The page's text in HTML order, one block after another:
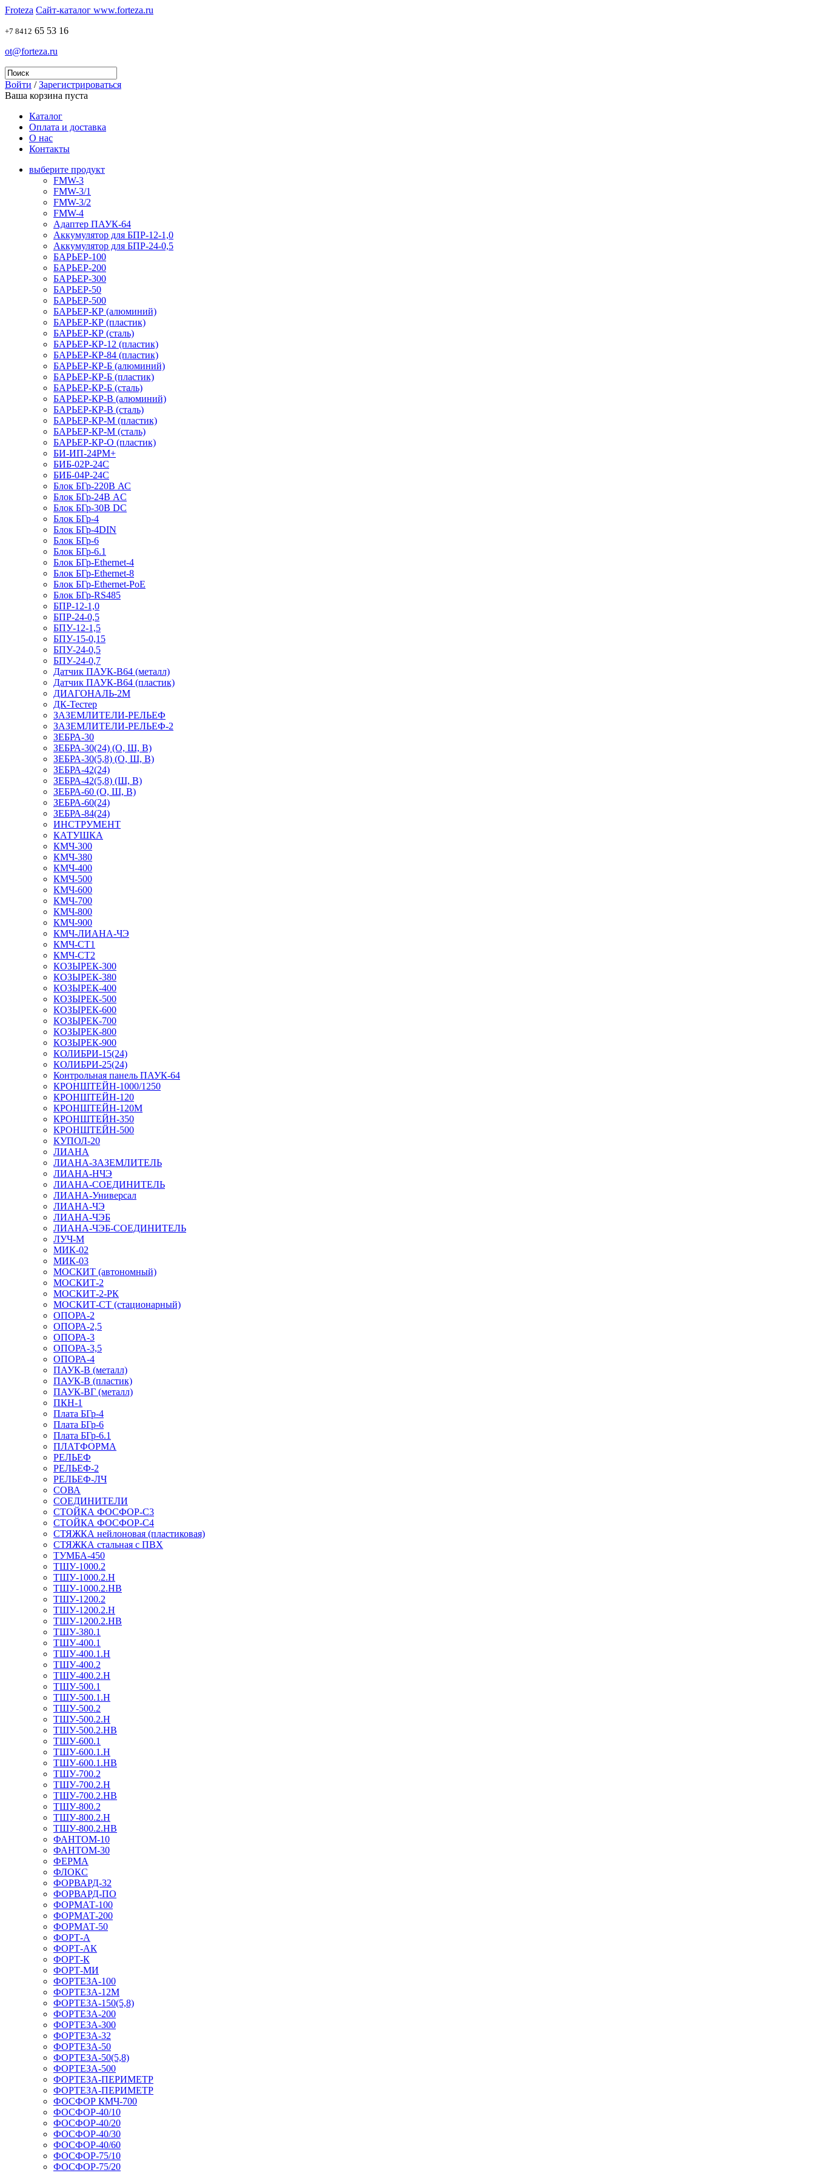
Froteza Сайт-каталог www.forteza.ru
+7 8412 65 53 16
ot@forteza.ru
Войти /Зарегистрироваться
Ваша корзина пуста
Каталог
Оплата и доставка
О нас
Контакты
выберите продукт
FMW-3
FMW-3/1
FMW-3/2
FMW-4
Адаптер ПАУК-64
Аккумулятор для БПР-12-1,0
Аккумулятор для БПР-24-0,5
БАРЬЕР-100
БАРЬЕР-200
БАРЬЕР-300
БАРЬЕР-50
БАРЬЕР-500
БАРЬЕР-КР (алюминий)
БАРЬЕР-КР (пластик)
БАРЬЕР-КР (сталь)
БАРЬЕР-КР-12 (пластик)
БАРЬЕР-КР-84 (пластик)
БАРЬЕР-КР-Б (алюминий)
БАРЬЕР-КР-Б (пластик)
БАРЬЕР-КР-Б (сталь)
БАРЬЕР-КР-В (алюминий)
БАРЬЕР-КР-В (сталь)
БАРЬЕР-КР-М (пластик)
БАРЬЕР-КР-М (сталь)
БАРЬЕР-КР-О (пластик)
БИ-ИП-24РМ+
БИБ-02Р-24С
БИБ-04Р-24С
Блок БГр-220В АС
Блок БГр-24В AC
Блок БГр-30В DC
Блок БГр-4
Блок БГр-4DIN
Блок БГр-6
Блок БГр-6.1
Блок БГр-Ethernet-4
Блок БГр-Ethernet-8
Блок БГр-Ethernet-PoE
Блок БГр-RS485
БПР-12-1,0
БПР-24-0,5
БПУ-12-1,5
БПУ-15-0,15
БПУ-24-0,5
БПУ-24-0,7
Датчик ПАУК-В64 (металл)
Датчик ПАУК-В64 (пластик)
ДИАГОНАЛЬ-2М
ДК-Тестер
ЗАЗЕМЛИТЕЛИ-РЕЛЬЕФ
ЗАЗЕМЛИТЕЛИ-РЕЛЬЕФ-2
ЗЕБРА-30
ЗЕБРА-30(24) (О, Ш, В)
ЗЕБРА-30(5,8) (О, Ш, В)
ЗЕБРА-42(24)
ЗЕБРА-42(5,8) (Ш, В)
ЗЕБРА-60 (О, Ш, В)
ЗЕБРА-60(24)
ЗЕБРА-84(24)
ИНСТРУМЕНТ
КАТУШКА
КМЧ-300
КМЧ-380
КМЧ-400
КМЧ-500
КМЧ-600
КМЧ-700
КМЧ-800
КМЧ-900
КМЧ-ЛИАНА-ЧЭ
КМЧ-СТ1
КМЧ-СТ2
КОЗЫРЕК-300
КОЗЫРЕК-380
КОЗЫРЕК-400
КОЗЫРЕК-500
КОЗЫРЕК-600
КОЗЫРЕК-700
КОЗЫРЕК-800
КОЗЫРЕК-900
КОЛИБРИ-15(24)
КОЛИБРИ-25(24)
Контрольная панель ПАУК-64
КРОНШТЕЙН-1000/1250
КРОНШТЕЙН-120
КРОНШТЕЙН-120М
КРОНШТЕЙН-350
КРОНШТЕЙН-500
КУПОЛ-20
ЛИАНА
ЛИАНА-ЗАЗЕМЛИТЕЛЬ
ЛИАНА-НЧЭ
ЛИАНА-СОЕДИНИТЕЛЬ
ЛИАНА-Универсал
ЛИАНА-ЧЭ
ЛИАНА-ЧЭБ
ЛИАНА-ЧЭБ-СОЕДИНИТЕЛЬ
ЛУЧ-М
МИК-02
МИК-03
МОСКИТ (автономный)
МОСКИТ-2
МОСКИТ-2-РК
МОСКИТ-СТ (стационарный)
ОПОРА-2
ОПОРА-2,5
ОПОРА-3
ОПОРА-3,5
ОПОРА-4
ПАУК-В (металл)
ПАУК-В (пластик)
ПАУК-ВГ (металл)
ПКН-1
Плата БГр-4
Плата БГр-6
Плата БГр-6.1
ПЛАТФОРМА
РЕЛЬЕФ
РЕЛЬЕФ-2
РЕЛЬЕФ-ЛЧ
СОВА
СОЕДИНИТЕЛИ
СТОЙКА ФОСФОР-С3
СТОЙКА ФОСФОР-С4
СТЯЖКА нейлоновая (пластиковая)
СТЯЖКА стальная с ПВХ
ТУМБА-450
ТШУ-1000.2
ТШУ-1000.2.Н
ТШУ-1000.2.НВ
ТШУ-1200.2
ТШУ-1200.2.Н
ТШУ-1200.2.НВ
ТШУ-380.1
ТШУ-400.1
ТШУ-400.1.Н
ТШУ-400.2
ТШУ-400.2.Н
ТШУ-500.1
ТШУ-500.1.Н
ТШУ-500.2
ТШУ-500.2.Н
ТШУ-500.2.НВ
ТШУ-600.1
ТШУ-600.1.Н
ТШУ-600.1.НВ
ТШУ-700.2
ТШУ-700.2.Н
ТШУ-700.2.НВ
ТШУ-800.2
ТШУ-800.2.Н
ТШУ-800.2.НВ
ФАНТОМ-10
ФАНТОМ-30
ФЕРМА
ФЛОКС
ФОРВАРД-32
ФОРВАРД-ПО
ФОРМАТ-100
ФОРМАТ-200
ФОРМАТ-50
ФОРТ-А
ФОРТ-АК
ФОРТ-К
ФОРТ-МИ
ФОРТЕЗА-100
ФОРТЕЗА-12М
ФОРТЕЗА-150(5,8)
ФОРТЕЗА-200
ФОРТЕЗА-300
ФОРТЕЗА-32
ФОРТЕЗА-50
ФОРТЕЗА-50(5,8)
ФОРТЕЗА-500
ФОРТЕЗА-ПЕРИМЕТР
ФОРТЕЗА-ПЕРИМЕТР
ФОСФОР КМЧ-700
ФОСФОР-40/10
ФОСФОР-40/20
ФОСФОР-40/30
ФОСФОР-40/60
ФОСФОР-75/10
ФОСФОР-75/20